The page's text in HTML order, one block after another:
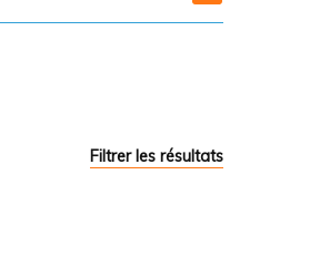
Filtrer les résultats